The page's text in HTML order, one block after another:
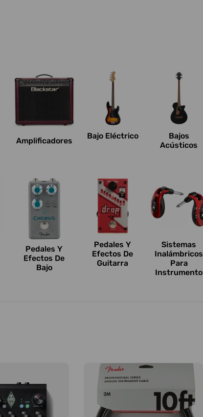
Amplificadores
Bajo Eléctrico
Bajos
Acústicos
Pedales Y
Efectos De
Bajo
Pedales Y
Efectos De
Guitarra
Sistemas
Inalámbricos
Para
Instrumento